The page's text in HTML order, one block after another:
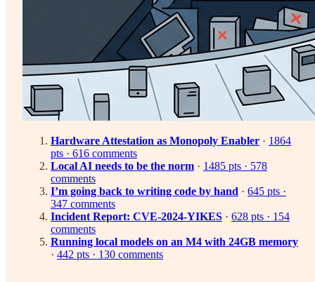
Hardware Attestation as Monopoly Enabler · 1864
pts · 616 comments
Local AI needs to be the norm · 1485 pts · 578
comments
I’m going back to writing code by hand · 645 pts ·
347 comments
Incident Report: CVE-2024-YIKES · 628 pts · 154
comments
Running local models on an M4 with 24GB memory
· 442 pts · 130 comments